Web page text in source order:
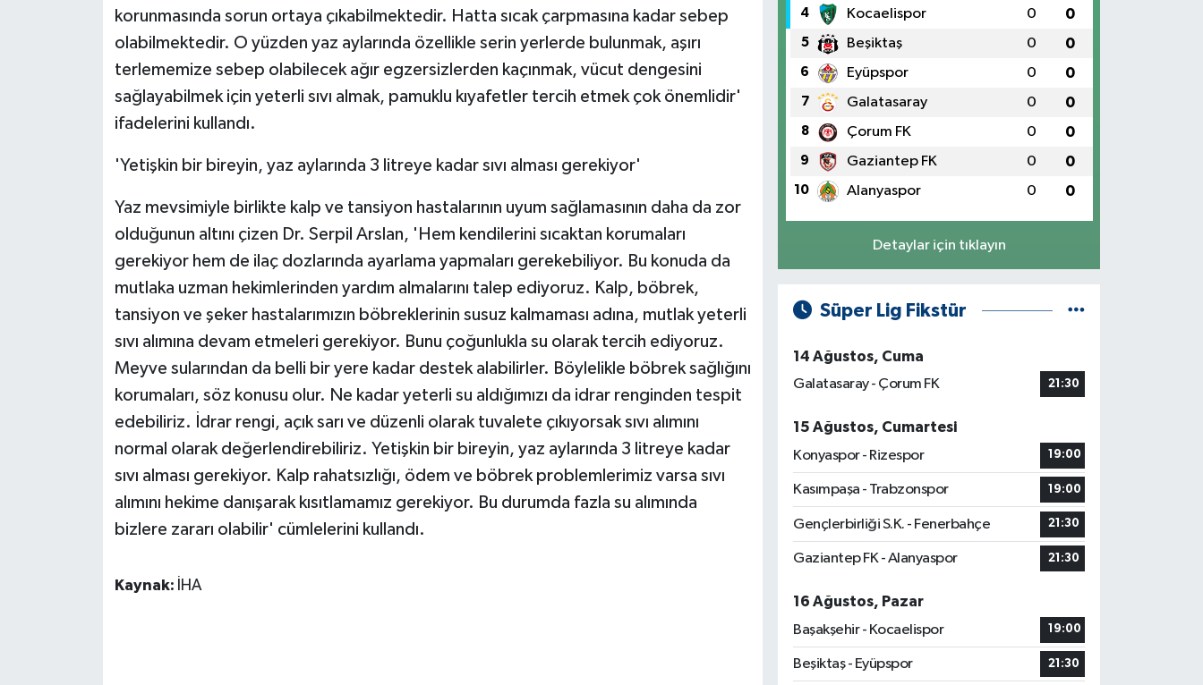
korunmasında sorun ortaya çıkabilmektedir. Hatta sıcak çarpmasına kadar sebep
olabilmektedir. O yüzden yaz aylarında özellikle serin yerlerde bulunmak, aşırı
terlememize sebep olabilecek ağır egzersizlerden kaçınmak, vücut dengesini
sağlayabilmek için yeterli sıvı almak, pamuklu kıyafetler tercih etmek çok önemlidir'
ifadelerini kullandı.
'Yetişkin bir bireyin, yaz aylarında 3 litreye kadar sıvı alması gerekiyor'
Yaz mevsimiyle birlikte kalp ve tansiyon hastalarının uyum sağlamasının daha da zor
olduğunun altını çizen Dr. Serpil Arslan, 'Hem kendilerini sıcaktan korumaları
gerekiyor hem de ilaç dozlarında ayarlama yapmaları gerekebiliyor. Bu konuda da
mutlaka uzman hekimlerinden yardım almalarını talep ediyoruz. Kalp, böbrek,
tansiyon ve şeker hastalarımızın böbreklerinin susuz kalmaması adına, mutlak yeterli
sıvı alımına devam etmeleri gerekiyor. Bunu çoğunlukla su olarak tercih ediyoruz.
Meyve sularından da belli bir yere kadar destek alabilirler. Böylelikle böbrek sağlığını
korumaları, söz konusu olur. Ne kadar yeterli su aldığımızı da idrar renginden tespit
edebiliriz. İdrar rengi, açık sarı ve düzenli olarak tuvalete çıkıyorsak sıvı alımını
normal olarak değerlendirebiliriz. Yetişkin bir bireyin, yaz aylarında 3 litreye kadar
sıvı alması gerekiyor. Kalp rahatsızlığı, ödem ve böbrek problemlerimiz varsa sıvı
alımını hekime danışarak kısıtlamamız gerekiyor. Bu durumda fazla su alımında
bizlere zararı olabilir' cümlelerini kullandı.
Kaynak: İHA
4 Kocaelispor 0 0
5 Beşiktaş 0 0
6 Eyüpspor 0 0
7 Galatasaray 0 0
8 Çorum FK 0 0
9 Gaziantep FK 0 0
10 Alanyaspor 0 0
Detaylar için tıklayın
Süper Lig Fikstür
14 Ağustos, Cuma
Galatasaray - Çorum FK
21:30
15 Ağustos, Cumartesi
Konyaspor - Rizespor
19:00
Kasımpaşa - Trabzonspor 19:00
Gençlerbirliği S.K. - Fenerbahçe 21:30
Gaziantep FK - Alanyaspor 21:30
16 Ağustos, Pazar
Başakşehir - Kocaelispor
19:00
Beşiktaş - Eyüpspor 21:30
Yerel Haberler